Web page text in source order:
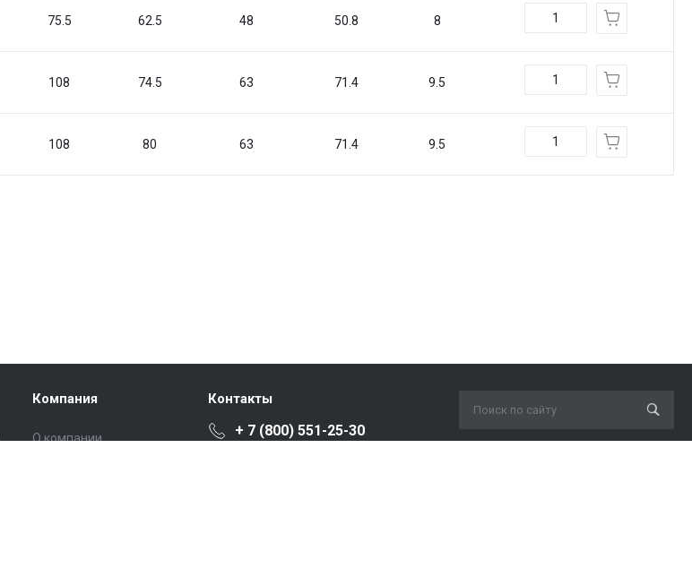
75.5 62.5 48 50.8 8
108 74.5 63 71.4 9.5
108 80 63 71.4 9.5
Компания
О компании
Контакты
+ 7 (800) 551-25-30